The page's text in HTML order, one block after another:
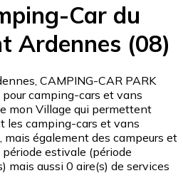
Car du
Ardennes (08)
CAMPING-CAR PARK
camping-cars et vans
mon Village qui permettent
les camping-cars et vans
également des campeurs et
estivale (période
mais aussi 0 aire(s) de services